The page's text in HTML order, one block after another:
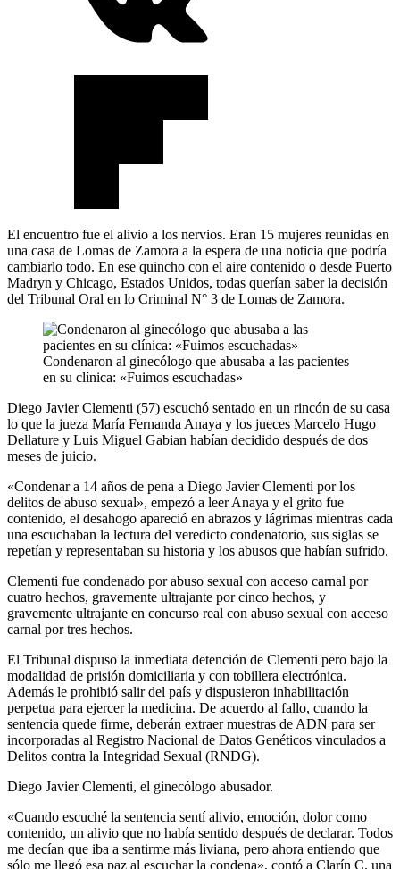
El encuentro fue el alivio a los nervios. Eran 15 mujeres reunidas en
una casa de Lomas de Zamora a la espera de una noticia que podría
cambiarlo todo. En ese quincho con el aire contenido o desde Puerto
Madryn y Chicago, Estados Unidos, todas querían saber la decisión
del Tribunal Oral en lo Criminal N° 3 de Lomas de Zamora.
Condenaron al ginecólogo que abusaba a las pacientes
en su clínica: «Fuimos escuchadas»
Diego Javier Clementi (57) escuchó sentado en un rincón de su casa
lo que la jueza María Fernanda Anaya y los jueces Marcelo Hugo
Dellature y Luis Miguel Gabian habían decidido después de dos
meses de juicio.
«Condenar a 14 años de pena a Diego Javier Clementi por los
delitos de abuso sexual», empezó a leer Anaya y el grito fue
contenido, el desahogo apareció en abrazos y lágrimas mientras cada
una escuchaban la lectura del veredicto condenatorio, sus siglas se
repetían y representaban su historia y los abusos que habían sufrido.
Clementi fue condenado por abuso sexual con acceso carnal por
cuatro hechos, gravemente ultrajante por cinco hechos, y
gravemente ultrajante en concurso real con abuso sexual con acceso
carnal por tres hechos.
El Tribunal dispuso la inmediata detención de Clementi pero bajo la
modalidad de prisión domiciliaria y con tobillera electrónica.
Además le prohibió salir del país y dispusieron inhabilitación
perpetua para ejercer la medicina. De acuerdo al fallo, cuando la
sentencia quede firme, deberán extraer muestras de ADN para ser
incorporadas al Registro Nacional de Datos Genéticos vinculados a
Delitos contra la Integridad Sexual (RNDG).
Diego Javier Clementi, el ginecólogo abusador.
«Cuando escuché la sentencia sentí alivio, emoción, dolor como
contenido, un alivio que no había sentido después de declarar. Todos
me decían que iba a sentirme más liviana, pero ahora entiendo que
sólo me llegó esa paz al escuchar la condena», contó a Clarín C. una